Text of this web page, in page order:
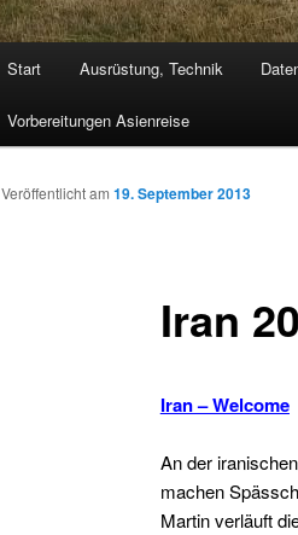
Start Ausrüstung, Technik
Vorbereitungen Asienreise
Iran
Veröffentlicht am 19. September 2013
Iran – Welcome
An der
machen
Martin verläuft